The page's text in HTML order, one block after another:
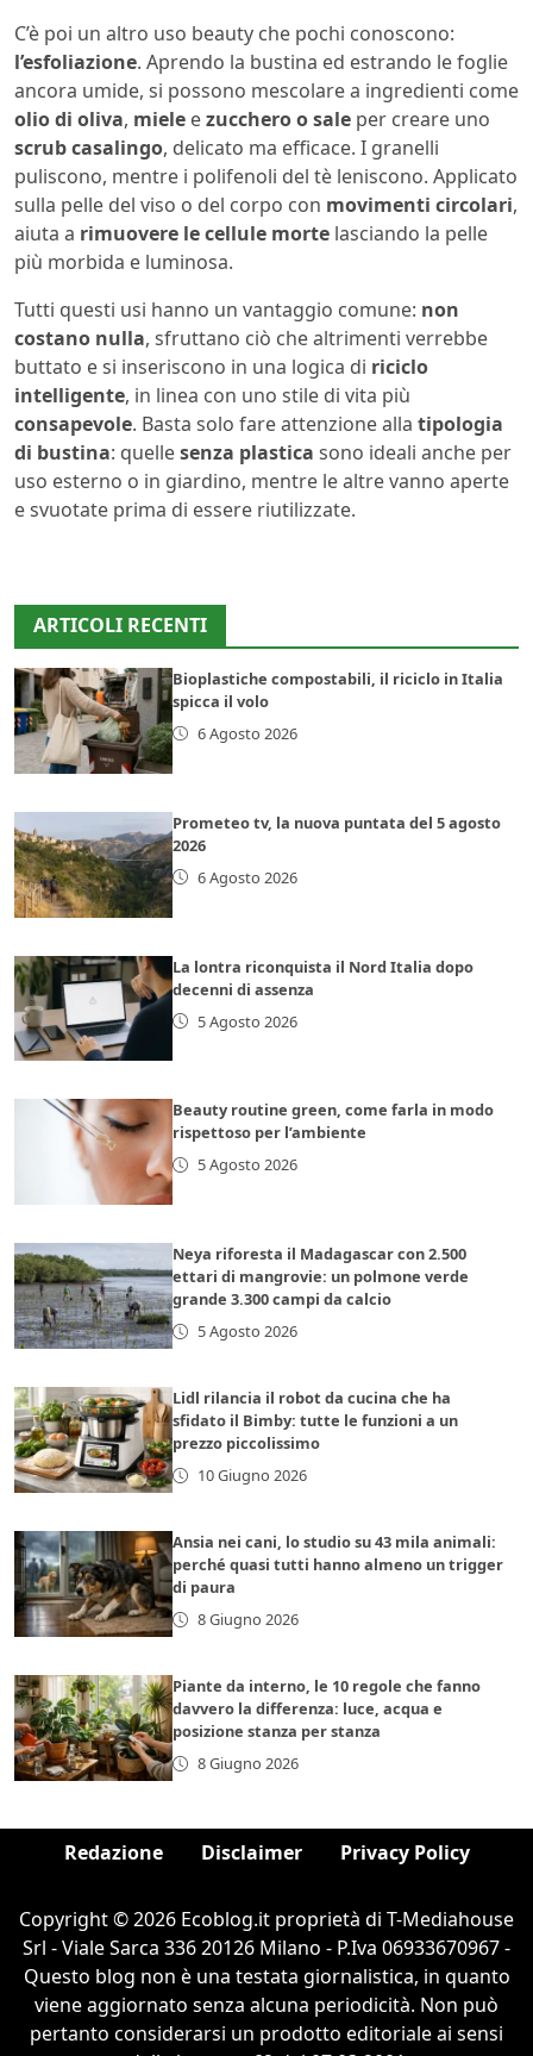
C’è poi un altro uso beauty che pochi conoscono:
l’esfoliazione. Aprendo la bustina ed estrando le foglie
ancora umide, si possono mescolare a ingredienti come
olio di oliva, miele ezucchero o sale per creare uno
scrub casalingo, delicato ma efficace. I granelli
puliscono, mentre i polifenoli del tè leniscono. Applicato
sulla pelle del viso o del corpo con movimenti circolari,
aiuta a rimuovere le cellule morte lasciando la pelle
più morbida e luminosa.
Tutti questi usi hanno un vantaggio comune: non
costano nulla, sfruttano ciò che altrimenti verrebbe
buttato e si inseriscono in una logica di riciclo
intelligente, in linea con uno stile di vita più
consapevole. Basta solo fare attenzione alla tipologia
di bustina: quellesenza plastica sono ideali anche per
uso esterno o in giardino, mentre le altre vanno aperte
e svuotate prima di essere riutilizzate.
ARTICOLI RECENTI
Bioplastiche compostabili, il riciclo in Italia
spicca il volo
6 Agosto 2026
Prometeo tv, la nuova puntata del 5 agosto
2026
6 Agosto 2026
La lontra riconquista il Nord Italia dopo
decenni di assenza
5 Agosto 2026
Beauty routine green, come farla in modo
rispettoso per l’ambiente
5 Agosto 2026
Neya riforesta il Madagascar con 2.500
ettari di mangrovie: un polmone verde
grande 3.300 campi da calcio
5 Agosto 2026
Lidl rilancia il robot da cucina che ha
sfidato il Bimby: tutte le funzioni a un
prezzo piccolissimo
10 Giugno 2026
Ansia nei cani, lo studio su 43 mila animali:
perché quasi tutti hanno almeno un trigger
di paura
8 Giugno 2026
Piante da interno, le 10 regole che fanno
davvero la differenza: luce, acqua e
posizione stanza per stanza
8 Giugno 2026
Redazione Disclaimer Privacy Policy
Copyright © 2026 Ecoblog.it proprietà di T-Mediahouse
Srl - Viale Sarca 336 20126 Milano - P.Iva 06933670967 -
Questo blog non è una testata giornalistica, in quanto
viene aggiornato senza alcuna periodicità. Non può
pertanto considerarsi un prodotto editoriale ai sensi